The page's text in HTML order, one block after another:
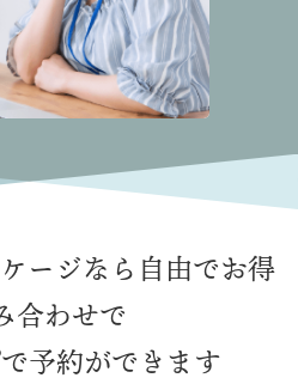
ージなら 自由でお得
合わせで
予約ができます